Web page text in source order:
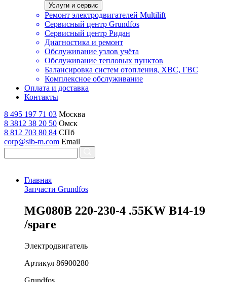
Услуги и сервис
Ремонт электродвигателей Multilift
Сервисный центр Grundfos
Сервисный центр Ридан
Диагностика и ремонт
Обслуживание узлов учёта
Обслуживание тепловых пунктов
Балансировка систем отопления, ХВС, ГВС
Комплексное обслуживание
Оплата и доставка
Контакты
8 495 197 71 03 Москва
8 3812 38 20 50 Омск
8 812 703 80 84 СПб
corp@sib-m.com Email
Главная
Запчасти Grundfos
MG080B 220-230-4 .55KW B14-19
/spare
Электродвигатель
Артикул 86900280
Grundfos